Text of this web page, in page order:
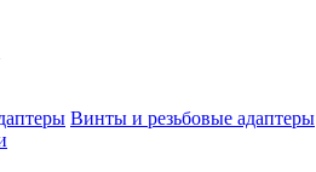
Винты и резьбовые адаптеры